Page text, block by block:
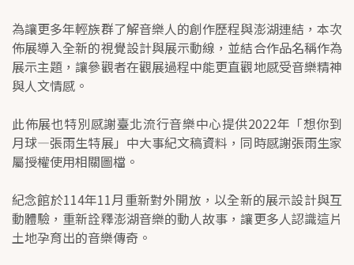
為讓更多年輕族群了解音樂人的創作歷程與澎湖連結，本次
佈展導入全新的視覺設計與展示動線，並結合作品名稱作為
展示主題，讓參觀者在觀展過程中能更直觀地感受音樂精神
與人文情感。
此佈展也特別感謝臺北流行音樂中心提供2022年「想你到
月球—張雨生特展」中大事紀文稿資料，同時感謝張雨生家
屬授權使用相關圖檔。
紀念館於114年11月重新對外開放，以全新的展示設計與互
動體驗，重新詮釋澎湖音樂的動人故事，讓更多人認識這片
土地孕育出的音樂傳奇。